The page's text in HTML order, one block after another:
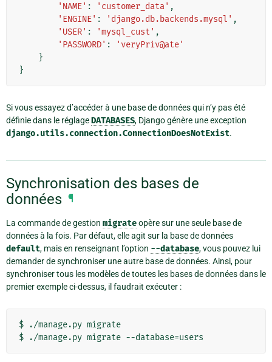
'NAME' : 'customer_data' ,
'ENGINE' : 'django.db.backends.mysql' ,
'USER' : 'mysql_cust' ,
'PASSWORD' :
'veryPriv@ate'
}
}
Si vous essayez d’accéder à une base de données qui n’y pas été
définie dans le réglageDATABASES, Django génère une exception
django.utils.connection.ConnectionDoesNotExist.
Synchronisation des bases de
données ¶
La commande de gestion migrateopère sur une seule base de
données à la fois. Par défaut, elle agit sur la base de données
default, mais en renseignant l’option --database, vous pouvez lui
demander de synchroniser une autre base de données. Ainsi, pour
synchroniser tous les modèles de toutes les bases de données dans le
premier exemple ci-dessus, il faudrait exécuter :
$ ./manage.py migrate